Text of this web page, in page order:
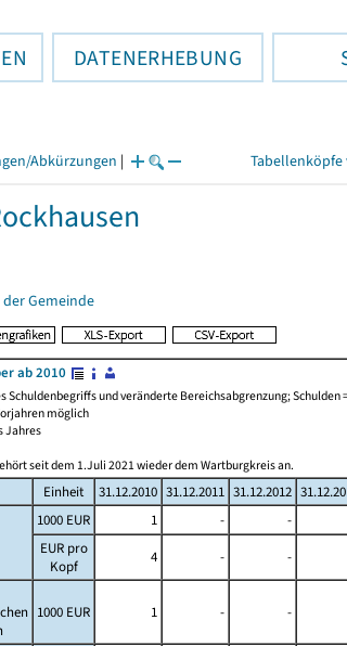
DATENERHEBUNG
Abkürzungen | Tabellenköpfe
Gemeinde
ab 2010
Schuldenbegriffs und veränderte Bereichsabgrenzung;
möglich
Jahres
seit dem 1.Juli 2021 wieder dem Wartburgkreis an.
Einheit 31.12.2010 31.12.2011 31.12.2012
1000 EUR 1 - -
EUR pro
Kopf
4 - -
1000 EUR 1 - -